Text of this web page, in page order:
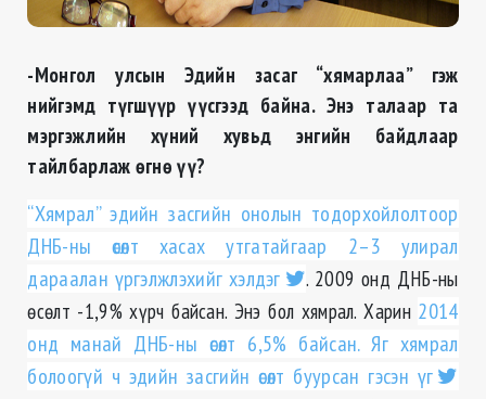
-Монгол улсын Эдийн засаг “хямарлаа” гэж
нийгэмд түгшүүр үүсгээд байна. Энэ талаар та
мэргэжлийн хүний хувьд энгийн байдлаар
тайлбарлаж өгнө үү?
“Хямрал” эдийн засгийн онолын тодорхойлолтоор
ДНБ-ны өсөлт хасах утгатайгаар 2–3 улирал
дараалан үргэлжлэхийг хэлдэг
. 2009 онд ДНБ-ны
өсөлт -1,9% хүрч байсан. Энэ бол хямрал. Харин 2014
онд манай ДНБ-ны өсөлт 6,5% байсан. Яг хямрал
болоогүй ч эдийн засгийн өсөлт буурсан гэсэн үг